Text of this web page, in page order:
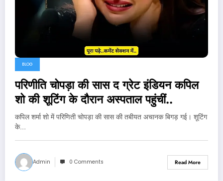
BLOG
परिणीति चोपड़ा की सास द ग्रेट इंडियन कपिल
शो की शूटिंग के दौरान अस्पताल पहुंचीं..
कपिल शर्मा शो में परिणिती चोपड़ा की सास की तबीयत अचानक बिगड़ गई। शूटिंग
के…
Admin 0 Comments Read More